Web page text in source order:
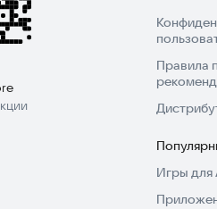
Правила
Игры для